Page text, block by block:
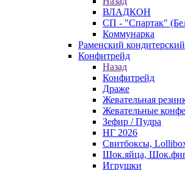
ВЛАДКОН
СП - "Спартак"
Коммунарка
Раменский
Конфитрейд
Назад
Конфитрейд
Драже
Жевательная
Жевательные
Зефир / Пудра
НГ 2026
Свитбоксы,
Шок.яйца,
Игрушки